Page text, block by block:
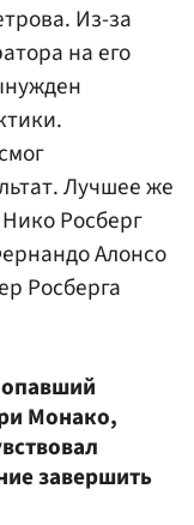
Из-за
на его
Лучшее же
Нико Росберг
Алонсо
Росберга
Монако,
завершить